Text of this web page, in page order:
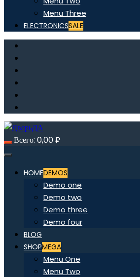
Menu Three
ELECTRONICSSALE
Всего: 0,00₽
HOMEDEMOS
Demo one
Demo two
Demo three
Demo four
BLOG
SHOPMEGA
Menu One
Menu Two